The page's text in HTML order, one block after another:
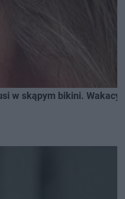
w skąpym bikini.